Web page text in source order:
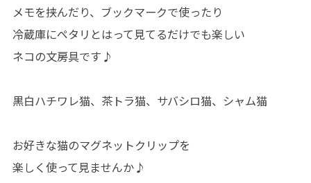
メモを挟んだり、ブックマークで使ったり
冷蔵庫にペタリとはって見てるだけでも楽しい
ネコの文房具です♪
黒白ハチワレ猫、茶トラ猫、サバシロ猫、シャム猫
お好きな猫のマグネットクリップを
楽しく使って見ませんか♪